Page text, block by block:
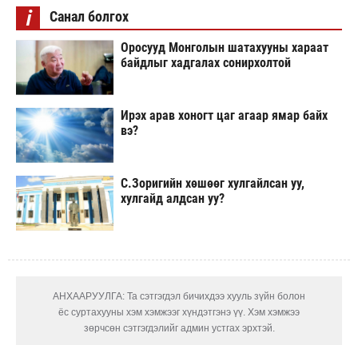
i Санал болгох
Оросууд Монголын шатахууны хараат
байдлыг хадгалах сонирхолтой
Ирэх арав хоногт цаг агаар ямар байх
вэ?
С.Зоригийн хөшөөг хулгайлсан уу,
хулгайд алдсан уу?
АНХААРУУЛГА: Та сэтгэгдэл бичихдээ хууль зүйн болон
ёс суртахууны хэм хэмжээг хүндэтгэнэ үү. Хэм хэмжээ
зөрчсөн сэтгэгдэлийг админ устгах эрхтэй.